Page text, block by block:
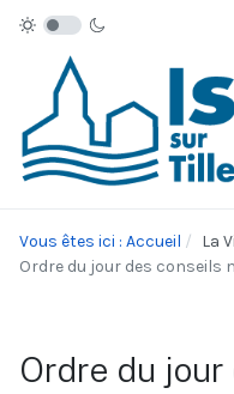
Vous êtes ici : Accueil La
Ordre du jour des conseils
Ordre du